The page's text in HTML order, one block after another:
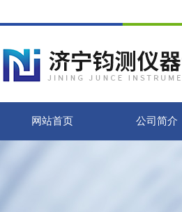
网站首页 公司简介